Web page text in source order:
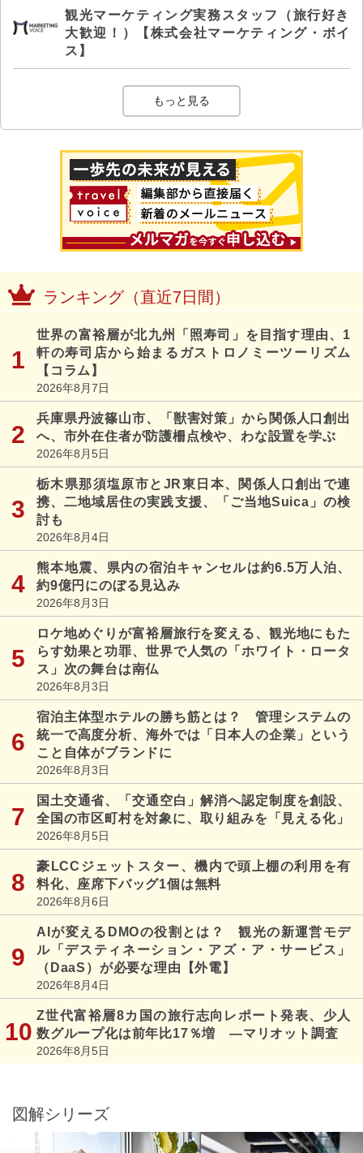
観光マーケティング実務スタッフ（旅行好き
大歓迎！）【株式会社マーケティング・ボイ
ス】
もっと見る
ランキング（直近7日間）
世界の富裕層が北九州「照寿司」を目指す理由、1
軒の寿司店から始まるガストロノミーツーリズム
【コラム】
2026年8月7日
兵庫県丹波篠山市、「獣害対策」から関係人口創出
へ、市外在住者が防護柵点検や、わな設置を学ぶ
2026年8月5日
栃木県那須塩原市とJR東日本、関係人口創出で連
携、二地域居住の実践支援、「ご当地Suica」の検
討も
2026年8月4日
熊本地震、県内の宿泊キャンセルは約6.5万人泊、
約9億円にのぼる見込み
2026年8月3日
ロケ地めぐりが富裕層旅行を変える、観光地にもた
らす効果と功罪、世界で人気の「ホワイト・ロータ
ス」次の舞台は南仏
2026年8月3日
宿泊主体型ホテルの勝ち筋とは？ 管理システムの
統一で高度分析、海外では「日本人の企業」という
こと自体がブランドに
2026年8月3日
国土交通省、「交通空白」解消へ認定制度を創設、
全国の市区町村を対象に、取り組みを「見える化」
2026年8月5日
豪LCCジェットスター、機内で頭上棚の利用を有
料化、座席下バッグ1個は無料
2026年8月6日
AIが変えるDMOの役割とは？ 観光の新運営モデ
ル「デスティネーション・アズ・ア・サービス」
（DaaS）が必要な理由【外電】
2026年8月4日
Z世代富裕層8カ国の旅行志向レポート発表、少人
数グループ化は前年比17％増 ―マリオット調査
2026年8月5日
図解シリーズ